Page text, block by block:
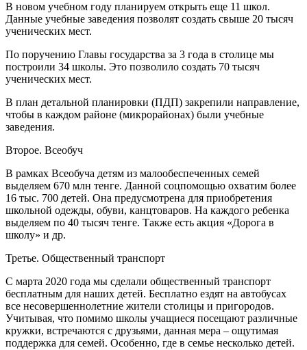
В новом учебном году планируем открыть еще 11 школ.
Данные учебные заведения позволят создать свыше 20 тысяч
ученических мест.
По поручению Главы государства за 3 года в столице мы
построили 34 школы. Это позволило создать 70 тысяч
ученических мест.
В план детальной планировки (ПДП) закрепили направление,
чтобы в каждом районе (микрорайонах) были учебные
заведения.
Второе. Всеобуч
В рамках Всеобуча детям из малообеспеченных семей
выделяем 670 млн тенге. Данной соцпомощью охватим более
16 тыс. 700 детей. Она предусмотрена для приобретения
школьной одежды, обуви, канцтоваров. На каждого ребенка
выделяем по 40 тысяч тенге. Также есть акция «Дорога в
школу» и др.
Третье. Общественный транспорт
С марта 2020 года мы сделали общественный транспорт
бесплатным для наших детей. Бесплатно ездят на автобусах
все несовершеннолетние жители столицы и пригородов.
Учитывая, что помимо школы учащиеся посещают различные
кружки, встречаются с друзьями, данная мера – ощутимая
поддержка для семей. Особенно, где в семье несколько детей.